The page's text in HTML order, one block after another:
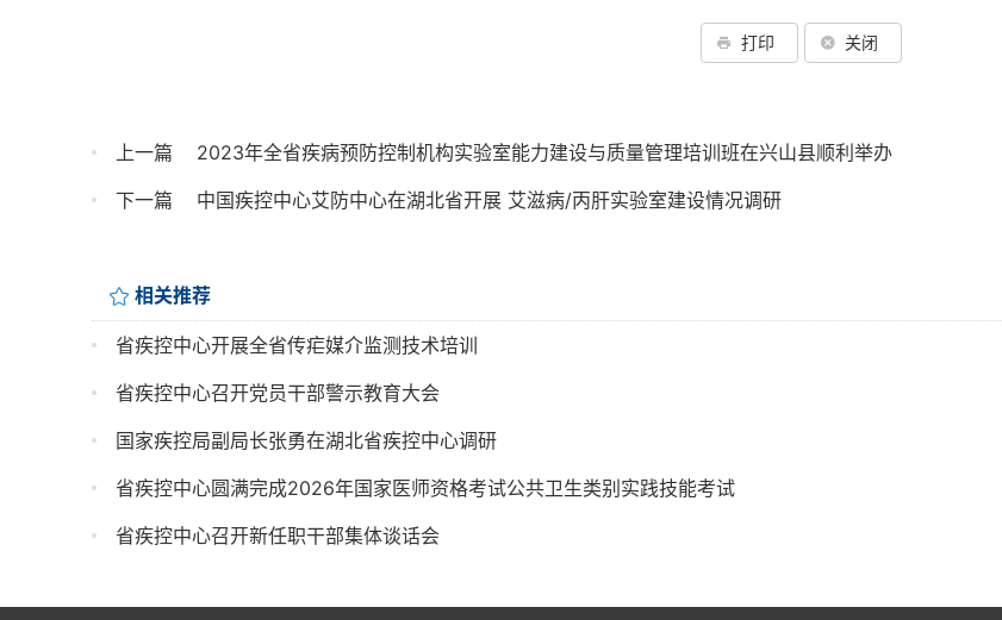
打印 关闭
上一篇
2023年全省疾病预防控制机构实验室能力建设与质量管理培训班在兴山县顺利举办
下一篇
中国疾控中心艾防中心在湖北省开展 艾滋病/丙肝实验室建设情况调研
相关推荐
省疾控中心开展全省传疟媒介监测技术培训
省疾控中心召开党员干部警示教育大会
国家疾控局副局长张勇在湖北省疾控中心调研
省疾控中心圆满完成2026年国家医师资格考试公共卫生类别实践技能考试
省疾控中心召开新任职干部集体谈话会